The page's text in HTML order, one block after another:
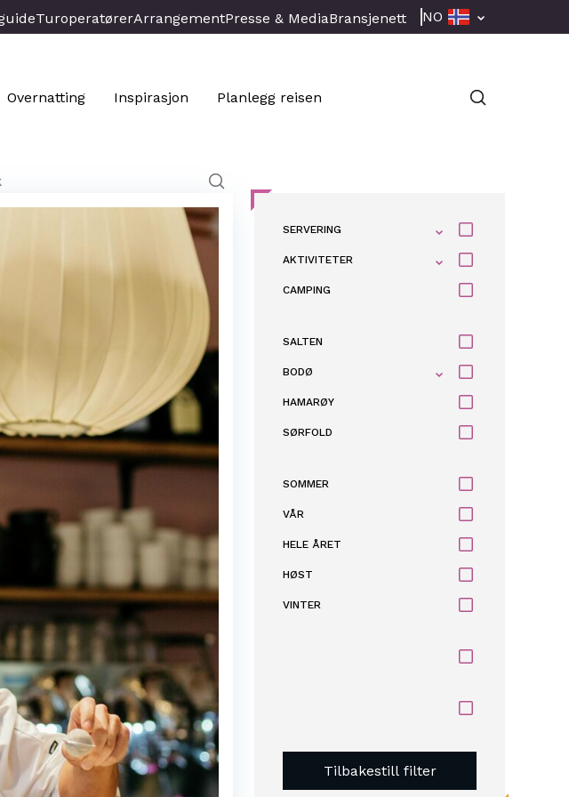
TuroperatørerArrangementPresse & MediaBransjenett NO
Overnatting Inspirasjon Planlegg reisen
SERVERING
AKTIVITETER
CAMPING
SALTEN
BODØ
HAMARØY
SØRFOLD
SOMMER
VÅR
HELE ÅRET
HØST
VINTER
Tilbakestill filter